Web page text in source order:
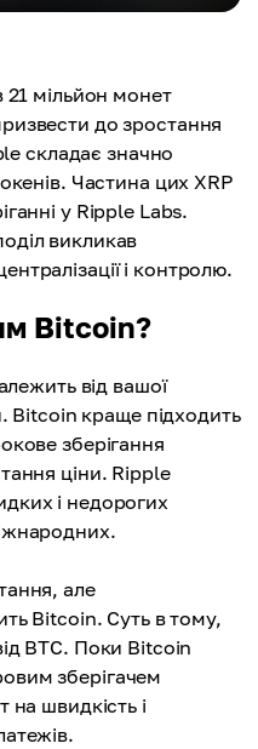
21 мільйон монет
до зростання
складає значно
Частина цих XRP
у Ripple Labs.
викликав
і контролю.
Bitcoin?
від вашої
Bitcoin краще підходить
зберігання
ціни. Ripple
і недорогих
але
Bitcoin. Суть в тому,
BTC. Поки Bitcoin
зберігачем
на швидкість і